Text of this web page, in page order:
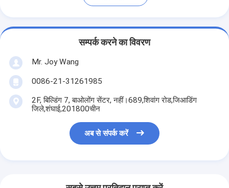
सम्पर्क करने का विवरण
Mr. Joy Wang
0086-21-31261985
2F, बिल्डिंग 7, बाओलोंग सेंटर, नहीं।689,शिवांग रोड,जिआडिंग
जिले,शंघाई,201800चीन
अब से संपर्क करें